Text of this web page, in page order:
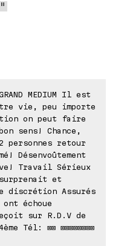
"
GRAND MEDIUM Il est
vie, peu importe
on peut faire
sens! Chance,
personnes retour
Désenvoûtement
Travail Sérieux
et
discrétion Assurés
échoue
Reçoit sur R.D.V de
Tél: ⊠⊠ ⊠⊠⊠⊠⊠⊠⊠⊠